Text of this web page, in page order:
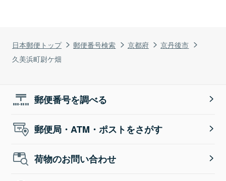
日本郵便トップ 郵便番号検索 京都府
京丹後市
久美浜町尉ケ畑
郵便番号を調べる
郵便局・ATM・ポストをさがす
荷物のお問い合わせ